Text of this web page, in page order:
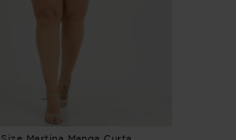
Martina Manga Curta